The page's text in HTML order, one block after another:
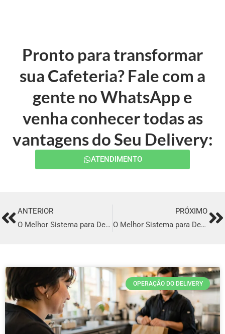
Pronto para transformar
sua Cafeteria? Fale com a
gente no WhatsApp e
venha conhecer todas as
vantagens do Seu Delivery:
ATENDIMENTO
PrevANTERIOR
O Melhor Sistema para Delivery em Boa Viagem
PRÓXIMO
O Melhor Sistema para Delivery em Tucano
OPERAÇÃO DO DELIVERY